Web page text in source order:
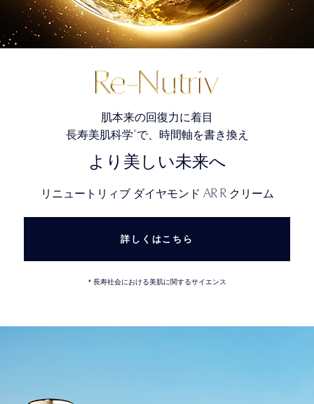
肌本来の回復力に着目
長寿美肌科学*で、時間軸を書き換え
より美しい未来へ
リニュートリィブ ダイヤモンド AR R クリーム
詳しくはこちら
* 長寿社会における美肌に関するサイエンス